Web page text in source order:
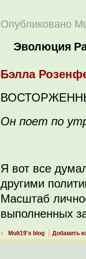
Опубликовано
Эволюция
Бэлла
Он поет по
Я вот все
другими
Масштаб
выполненных
» Mult19's blog Добавить